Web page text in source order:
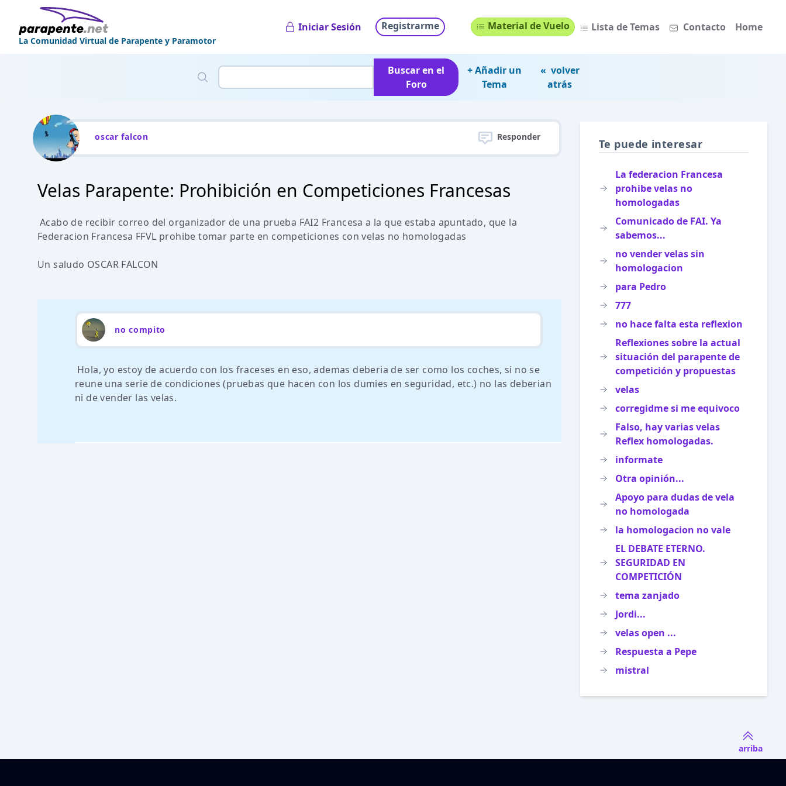
La Comunidad Virtual de Parapente y Paramotor
Iniciar Sesión Registrarme Material de Vuelo Lista de Temas Contacto Home
Buscar en el
Foro
+ Añadir un
Tema
« volver
atrás
oscar falcon Responder
Velas Parapente: Prohibición en Competiciones Francesas
Acabo de recibir correo del organizador de una prueba FAI2 Francesa a la que estaba apuntado, que la
Federacion Francesa FFVL prohibe tomar parte en competiciones con velas no homologadas
Un saludo OSCAR FALCON
no compito
Hola, yo estoy de acuerdo con los fraceses en eso, ademas deberia de ser como los coches, si no se
reune una serie de condiciones (pruebas que hacen con los dumies en seguridad, etc.) no las deberian
ni de vender las velas.
Te puede interesar
La federacion Francesa
prohibe velas no
homologadas
Comunicado de FAI. Ya
sabemos...
no vender velas sin
homologacion
para Pedro
777
no hace falta esta reflexion
Reflexiones sobre la actual
situación del parapente de
competición y propuestas
velas
corregidme si me equivoco
Falso, hay varias velas
Reflex homologadas.
informate
Otra opinión...
Apoyo para dudas de vela
no homologada
la homologacion no vale
EL DEBATE ETERNO.
SEGURIDAD EN
COMPETICIÓN
tema zanjado
Jordi...
velas open ...
Respuesta a Pepe
mistral
arriba